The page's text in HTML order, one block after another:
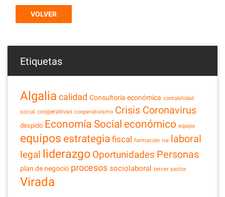
VOLVER
Etiquetas
Algalia calidad Consultoría económica contabilidad
social cooperativas cooperativismo Crisis Coronavirus
despido Economía Social económico equipo
equipos estrategia fiscal formación iva laboral
legal liderazgo Oportunidades Personas
plan de negocio procesos sociolaboral tercer sector
Virada